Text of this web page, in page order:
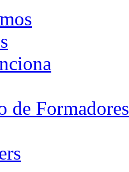
de Formadores